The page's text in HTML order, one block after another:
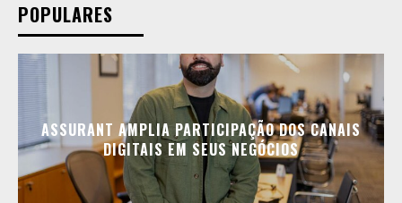
POPULARES
ASSURANT AMPLIA PARTICIPAÇÃO DOS CANAIS
DIGITAIS EM SEUS NEGÓCIOS